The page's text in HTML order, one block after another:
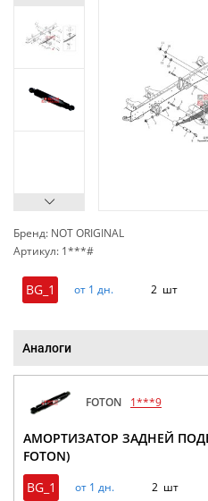
Бренд: NOT ORIGINAL
Артикул: 1***#
BG_1 от 1 дн. 2 шт
Аналоги
FOTON 1***9
АМОРТИЗАТОР ЗАДНЕЙ
FOTON)
BG_1
от 1 дн. 2 шт